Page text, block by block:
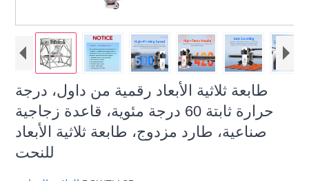
طابعة ثلاثية الأبعاد رقمية من داول، درجة
حرارة ثابتة 60 درجة مئوية، قاعدة زجاجية
صناعية، طارد مزدوج، طابعة ثلاثية الأبعاد
للنحت